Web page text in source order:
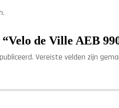
“Velo de Ville AEB
Vereiste velden zijn